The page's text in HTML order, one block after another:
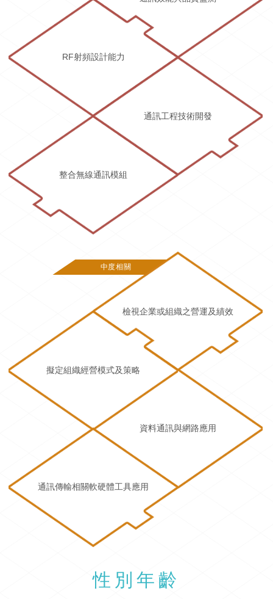
RF射頻設計能力
通訊工程技術開發
整合無線通訊模組
中度相關
檢視企業或組織之營運及績效
擬定組織經營模式及策略
資料通訊與網路應用
通訊傳輸相關軟硬體工具應用
性別年齡